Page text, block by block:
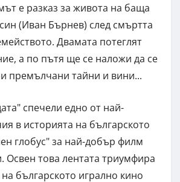
е разказ за живота на баща
(Иван Бърнев) след смъртта
Двамата потеглят
а по пътя ще се наложи да се
премълчани тайни и вини...
спечели едно от най-
в историята на българското
глобус" за най-добър филм
Освен това лентата триумфира
българското игрално кино